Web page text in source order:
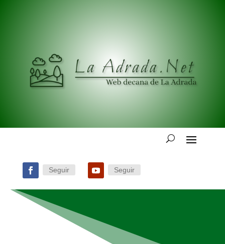
Seguir Seguir